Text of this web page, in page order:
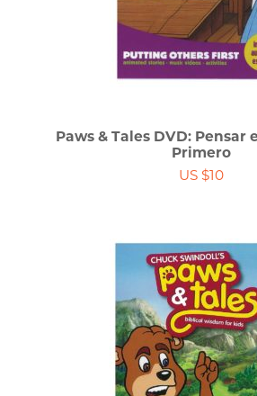
Paws & Tales DVD: Pensar
Primero
US $10